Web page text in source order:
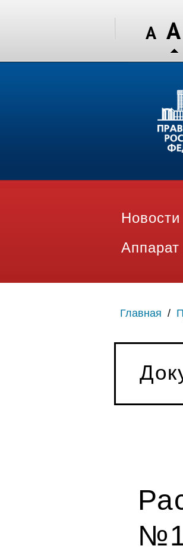
Новости
Главная /